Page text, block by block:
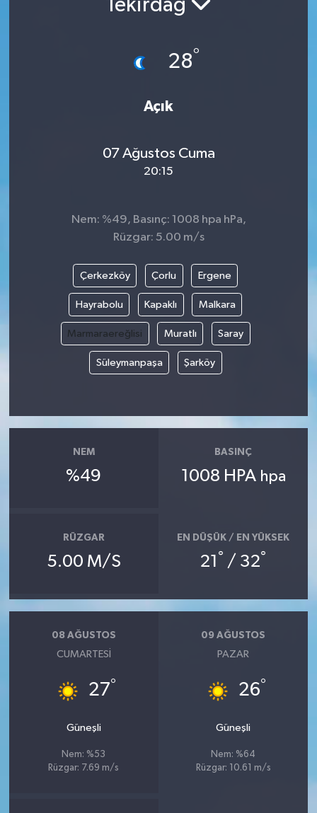
Tekirdağ
28°
Açık
07 Ağustos Cuma
20:15
Nem: %49, Basınç: 1008 hpa hPa,
Rüzgar: 5.00 m/s
Çerkezköy Çorlu Ergene
Hayrabolu Kapaklı Malkara
Marmaraereğlisi Muratlı Saray
Süleymanpaşa Şarköy
NEM
%49
BASINÇ
1008 HPA hpa
RÜZGAR
5.00 M/S
EN DÜŞÜK / EN YÜKSEK
21 ° / 32°
08 AĞUSTOS
CUMARTESI
27°
Güneşli
Nem: %53
Rüzgar: 7.69 m/s
09 AĞUSTOS
PAZAR
26°
Güneşli
Nem: %64
Rüzgar: 10.61 m/s